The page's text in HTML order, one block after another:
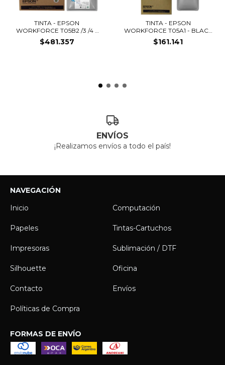
TINTA - EPSON
WORKFORCE T05B2 /3 /4 -
CM...
$481.357
TINTA - EPSON
WORKFORCE T05A1 - BLACK
-...
$161.141
ENVÍOS
¡Realizamos envíos a todo el país!
NAVEGACIÓN
Inicio
Computación
Papeles Tintas-Cartuchos
Impresoras Sublimación / DTF
Silhouette Oficina
Contacto Envíos
Políticas de Compra
FORMAS DE ENVÍO